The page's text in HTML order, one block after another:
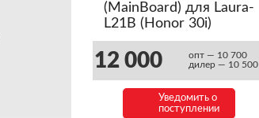
(MainBoard) для Laura-
L21B (Honor 30i)
(03033WJP)
12 000
опт — 10 700
дилер — 10 500
Уведомить о
поступлении